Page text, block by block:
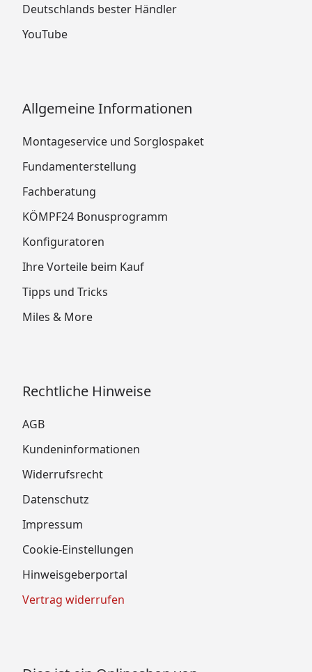
Deutschlands bester Händler
YouTube
Allgemeine Informationen
Montageservice und Sorglospaket
Fundamenterstellung
Fachberatung
KÖMPF24 Bonusprogramm
Konfiguratoren
Ihre Vorteile beim Kauf
Tipps und Tricks
Miles & More
Rechtliche Hinweise
AGB
Kundeninformationen
Widerrufsrecht
Datenschutz
Impressum
Cookie-Einstellungen
Hinweisgeberportal
Vertrag widerrufen